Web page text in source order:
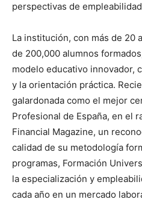
perspectivas de
La institución, con más de 20
de 200,000 alumnos
modelo educativo innovador,
y la orientación práctica.
galardonada como el mejor
Profesional de España, en el
Financial Magazine, un
calidad de su metodología
programas, Formación
la especialización y
cada año en un mercado